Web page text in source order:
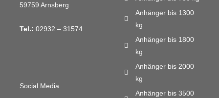
59759 Arnsberg
Tel.: 02932 – 31574
Social Media
Anhänger bis 1300
kg
Anhänger bis 1800
kg
Anhänger bis 2000
kg
Anhänger bis 3500